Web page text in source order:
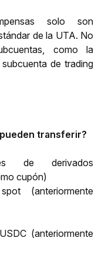
solo son
de la UTA. No
como la
de trading
transferir?
de derivados
cupón)
(anteriormente
(anteriormente